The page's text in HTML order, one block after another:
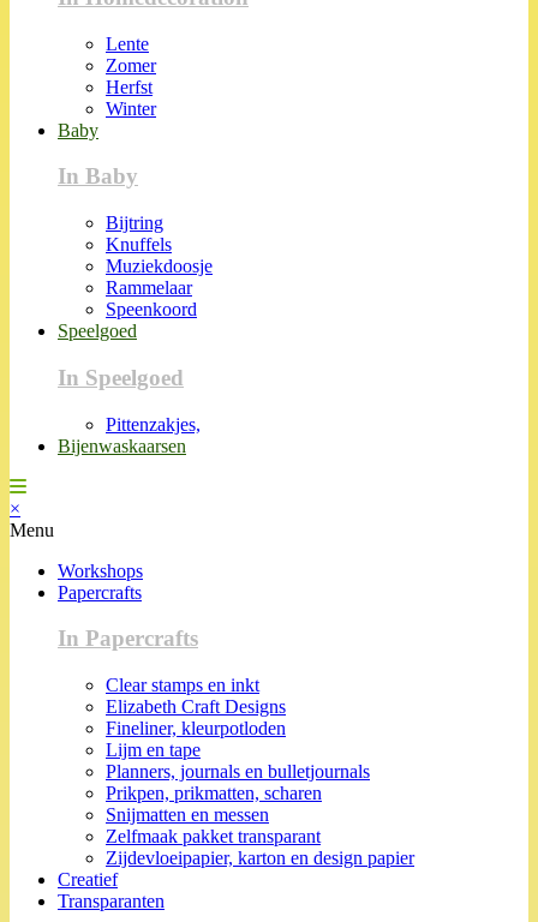
Lente
Zomer
Herfst
Winter
Baby
In Baby
Bijtring
Knuffels
Muziekdoosje
Rammelaar
Speenkoord
Speelgoed
In Speelgoed
Pittenzakjes,
Bijenwaskaarsen
×
Menu
Workshops
Papercrafts
In Papercrafts
Clear stamps en inkt
Elizabeth Craft Designs
Fineliner, kleurpotloden
Lijm en tape
Planners, journals en bulletjournals
Prikpen, prikmatten, scharen
Snijmatten en messen
Zelfmaak pakket transparant
Zijdevloeipapier, karton en design papier
Creatief
Transparanten